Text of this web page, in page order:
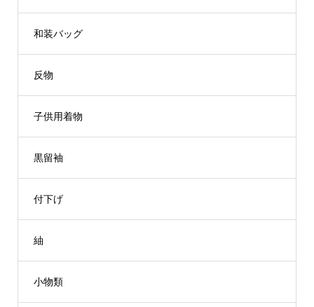
和装バッグ
反物
子供用着物
黒留袖
付下げ
紬
小物類